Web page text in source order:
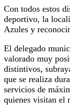
Con todos estos
deportivo, la
Azules y
El delegado
valorado muy
distintivos,
que se realiza
servicios de
quienes visitan el